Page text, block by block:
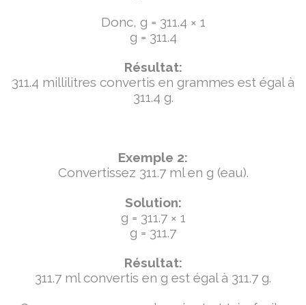
Donc, g = 311.4 × 1
g = 311.4
Résultat:
311.4 millilitres convertis en grammes est égal à
311.4 g.
Exemple 2:
Convertissez 311.7 ml en g (eau).
Solution:
g = 311.7 × 1
g = 311.7
Résultat:
311.7 ml convertis en g est égal à 311.7 g.